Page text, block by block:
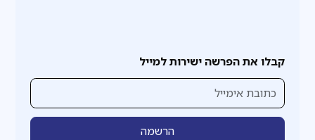
קבלו את הפרשה ישירות למייל